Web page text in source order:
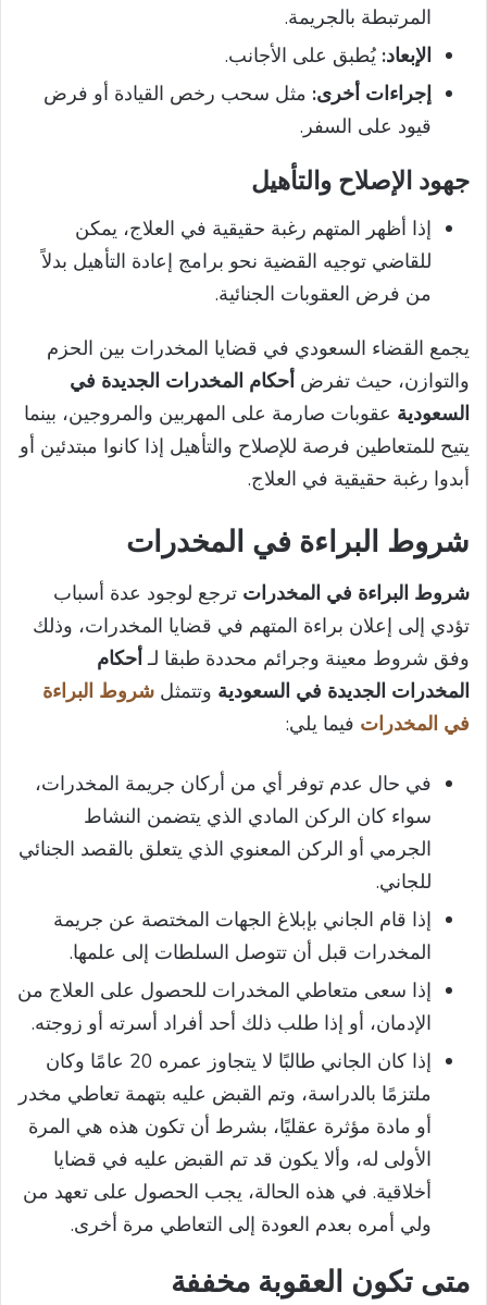
المرتبطة بالجريمة.
الإبعاد: يُطبق على الأجانب.
إجراءات أخرى: مثل سحب رخص القيادة أو فرض
قيود على السفر.
جهود الإصلاح والتأهيل
إذا أظهر المتهم رغبة حقيقية في العلاج، يمكن
للقاضي توجيه القضية نحو برامج إعادة التأهيل بدلاً
من فرض العقوبات الجنائية.
يجمع القضاء السعودي في قضايا المخدرات بين الحزم
والتوازن، حيث تفرض أحكام المخدرات الجديدة في
السعودية عقوبات صارمة على المهربين والمروجين، بينما
يتيح للمتعاطين فرصة للإصلاح والتأهيل إذا كانوا مبتدئين أو
أبدوا رغبة حقيقية في العلاج.
شروط البراءة في المخدرات
شروط البراءة في المخدرات ترجع لوجود عدة أسباب
تؤدي إلى إعلان براءة المتهم في قضايا المخدرات، وذلك
وفق شروط معينة وجرائم محددة طبقا لـأحكام
المخدرات الجديدة في السعودية وتتمثل شروط البراءة
في المخدرات فيما يلي:
في حال عدم توفر أي من أركان جريمة المخدرات،
سواء كان الركن المادي الذي يتضمن النشاط
الجرمي أو الركن المعنوي الذي يتعلق بالقصد الجنائي
للجاني.
إذا قام الجاني بإبلاغ الجهات المختصة عن جريمة
المخدرات قبل أن تتوصل السلطات إلى علمها.
إذا سعى متعاطي المخدرات للحصول على العلاج من
الإدمان، أو إذا طلب ذلك أحد أفراد أسرته أو زوجته.
إذا كان الجاني طالبًا لا يتجاوز عمره 20 عامًا وكان
ملتزمًا بالدراسة، وتم القبض عليه بتهمة تعاطي مخدر
أو مادة مؤثرة عقليًا، بشرط أن تكون هذه هي المرة
الأولى له، وألا يكون قد تم القبض عليه في قضايا
أخلاقية. في هذه الحالة، يجب الحصول على تعهد من
ولي أمره بعدم العودة إلى التعاطي مرة أخرى.
متى تكون العقوبة مخففة